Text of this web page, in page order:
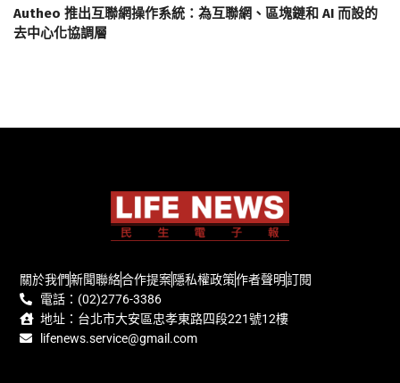
Autheo 推出互聯網操作系統：為互聯網、區塊鏈和 AI 而設的
去中心化協調層
關於我們新聞聯絡合作提案隱私權政策作者聲明訂閱
電話：(02)2776-3386
地址：台北市大安區忠孝東路四段221號12樓
lifenews.service@gmail.com